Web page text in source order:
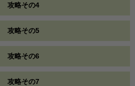
攻略その4
攻略その5
攻略その6
攻略その7